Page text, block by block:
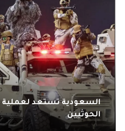
السعودية تستعد
الحوثيين